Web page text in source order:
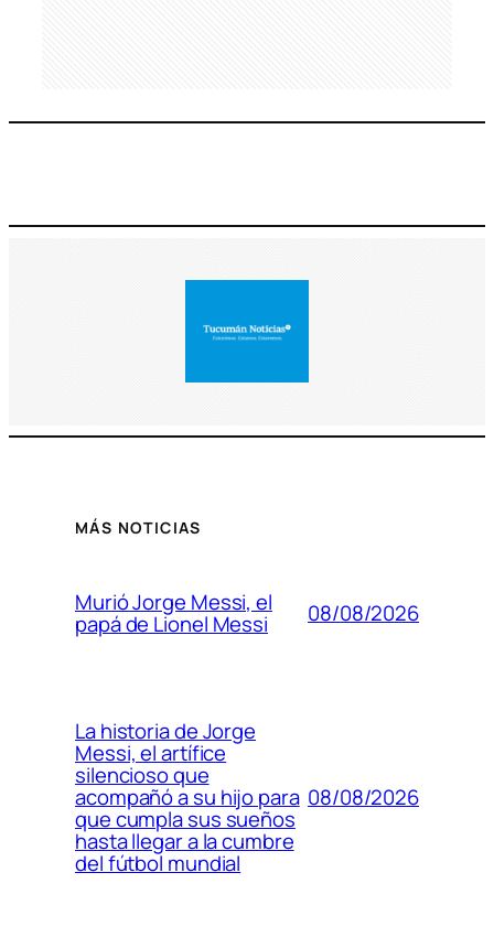
MÁS NOTICIAS
Murió Jorge Messi, el
papá de Lionel Messi 08/08/2026
La historia de Jorge
Messi, el artífice
silencioso que
acompañó a su hijo para
que cumpla sus sueños
hasta llegar a la cumbre
del fútbol mundial
08/08/2026